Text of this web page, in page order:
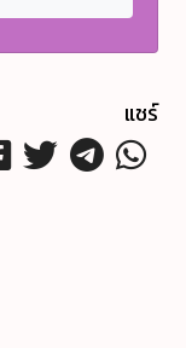
แชร์